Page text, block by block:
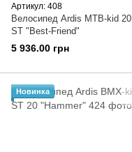
Артикул: 408
Велосипед Ardis MTB-kid 20
ST "Best-Friend"
5 936.00 грн
Новинка